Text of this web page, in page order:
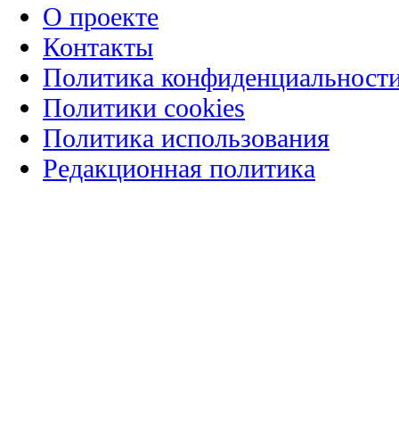
О проекте
Контакты
Политика
Политики cookies
Политика использования
Редакционная политика